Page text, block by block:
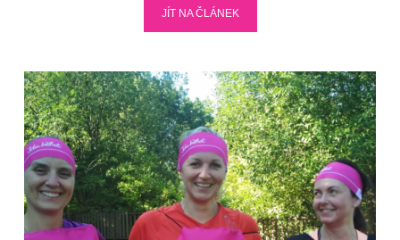
JÍT NA ČLÁNEK